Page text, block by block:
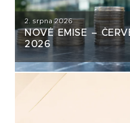
2. srpna 2026
NOVÉ EMISE –
2026